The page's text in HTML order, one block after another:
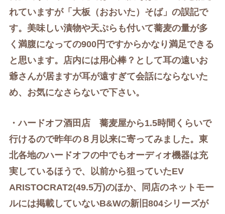
れていますが「大板（おおいた）そば」の誤記で
す。美味しい漬物や天ぷらも付いて蕎麦の量が多
く満腹になっての900円ですからかなり満足できる
と思います。店内には用心棒？として耳の遠いお
爺さんが居ますが耳が遠すぎて会話にならないた
め、お気になさらないで下さい。
・ハードオフ酒田店 蕎麦屋から1.5時間くらいで
行けるので昨年の８月以来に寄ってみました。東
北各地のハードオフの中でもオーディオ機器は充
実しているほうで、以前から狙っていたEV
ARISTOCRAT2(49.5万)のほか、
同店のネットモー
ルには掲載していないB&Wの新旧804シリーズが